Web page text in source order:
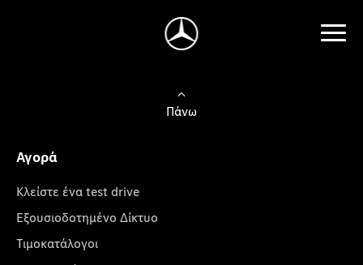
Πάνω
Αγορά
Κλείστε ένα test drive
Εξουσιοδοτημένο Δίκτυο
Τιμοκατάλογοι